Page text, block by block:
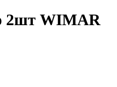
2шт WIMAR